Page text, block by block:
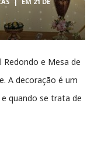
Redondo e Mesa de
A decoração é um
quando se trata de